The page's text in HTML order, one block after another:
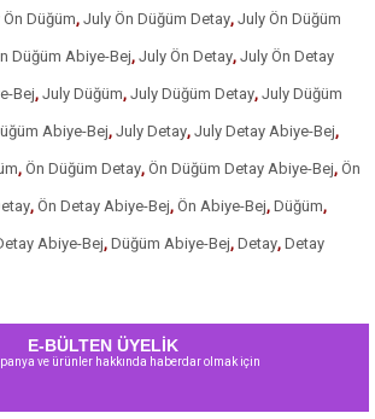
Düğüm, July Ön Düğüm Detay, July Ön Düğüm
Düğüm Abiye-Bej, July Ön Detay, July Ön Detay
Bej, July Düğüm, July Düğüm Detay, July Düğüm
Abiye-Bej, July Detay, July Detay Abiye-Bej,
, Ön Düğüm Detay, Ön Düğüm Detay Abiye-Bej, Ön
, Ön Detay Abiye-Bej, Ön Abiye-Bej, Düğüm,
Abiye-Bej, Düğüm Abiye-Bej, Detay, Detay
E-BÜLTEN ÜYELİK
ve ürünler hakkında haberdar olmak için